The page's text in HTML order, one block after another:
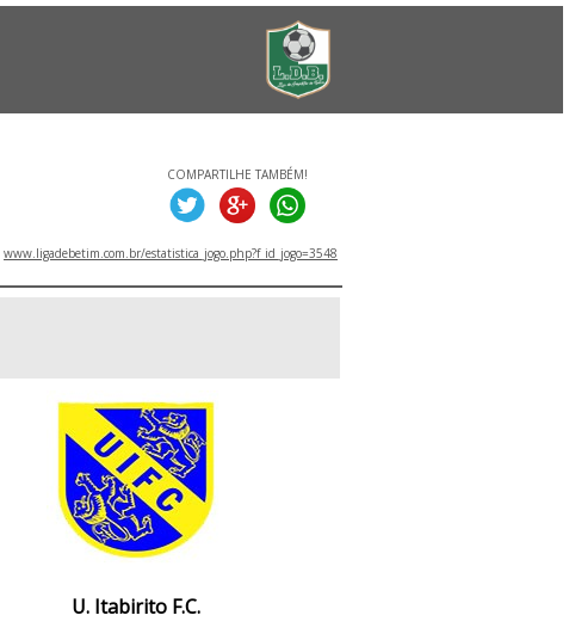
COMPARTILHE TAMBÉM!
www.ligadebetim.com.br/estatistica_jogo.php?f_id_jogo=3548
U. Itabirito F.C.